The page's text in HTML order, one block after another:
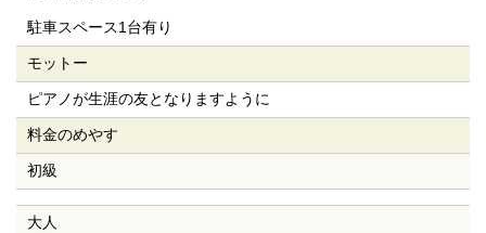
駐車スペース1台有り
モットー
ピアノが生涯の友となりますように
料金のめやす
初級
大人